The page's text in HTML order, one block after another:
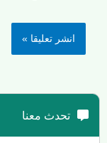
تحدث معنا